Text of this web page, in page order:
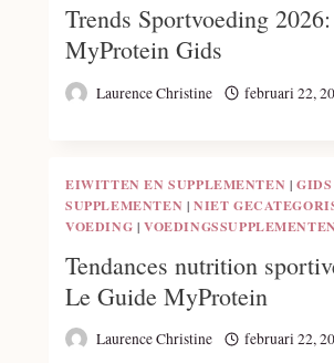
Trends Sportvoeding
MyProtein Gids
Laurence Christine februari 22,
EIWITTEN EN SUPPLEMENTEN |
SUPPLEMENTEN | NIET
VOEDING | VOEDINGSSUPPLEMENTEN
Tendances nutrition
Le Guide MyProtein
Laurence Christine februari 22,